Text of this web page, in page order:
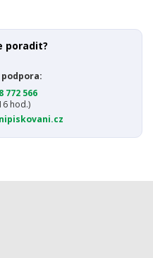
poradit?
772 566
hod.)